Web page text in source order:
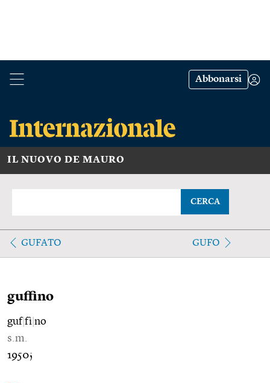
Abbonarsi
IL NUOVO DE MAURO
CERCA
GUFATO GUFO
guffino
guf|fì no
s.m.
1950;